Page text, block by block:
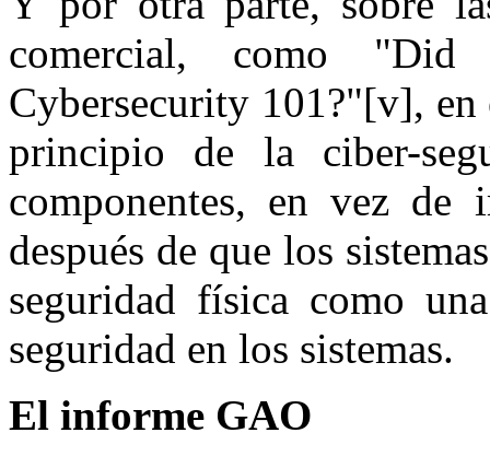
comercial, como
Cybersecurity 101?"[v], en
principio de la ciber-
componentes, en vez de
después de que los
seguridad física como
seguridad en los sistemas.
El informe GAO